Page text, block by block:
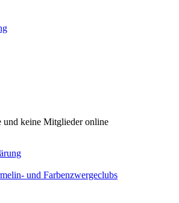
und keine Mitglieder online
und Farbenzwergeclubs